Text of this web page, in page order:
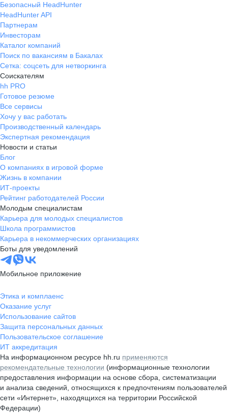
Безопасный HeadHunter
HeadHunter API
Партнерам
Инвесторам
Каталог компаний
Поиск по вакансиям в Бакалах
Сетка: соцсеть для нетворкинга
Соискателям
hh PRO
Готовое резюме
Все сервисы
Хочу у вас работать
Производственный календарь
Экспертная рекомендация
Новости и статьи
Блог
О компаниях в игровой форме
Жизнь в компании
ИТ-проекты
Рейтинг работодателей России
Молодым специалистам
Карьера для молодых специалистов
Школа программистов
Карьера в некоммерческих организациях
Боты для уведомлений
Мобильное приложение
Этика и комплаенс
Оказание услуг
Использование сайтов
Защита персональных данных
Пользовательское соглашение
ИТ аккредитация
На информационном ресурсе hh.ru применяются
рекомендательные технологии (информационные технологии
предоставления информации на основе сбора, систематизации
и анализа сведений, относящихся к предпочтениям пользователей
сети «Интернет», находящихся на территории Российской
Федерации)